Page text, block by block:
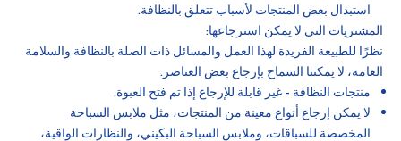
استبدال بعض المنتجات لأسباب تتعلق بالنظافة.
المشتريات التي لا يمكن استرجاعها:
نظرًا للطبيعة الفريدة لهذا العمل والمسائل ذات الصلة بالنظافة والسلامة
العامة، لا يمكننا السماح بإرجاع بعض العناصر.
منتجات النظافة - غير قابلة للإرجاع إذا تم فتح العبوة.
لا يمكن إرجاع أنواع معينة من المنتجات، مثل ملابس السباحة
المخصصة للسباقات، وملابس السباحة البكيني، والنظارات الواقية،